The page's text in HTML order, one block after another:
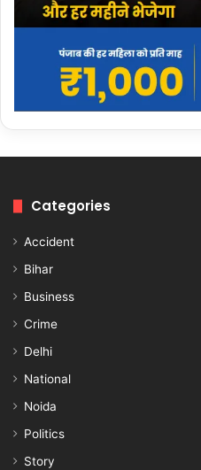
Categories
Accident
Bihar
Business
Crime
Delhi
National
Noida
Politics
Story